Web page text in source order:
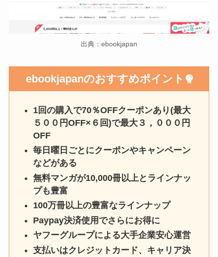
出典：ebookjapan
ebookjapanのおすすめポイント
1回の購入で70％OFFクーポンあり(最大
５００円OFF×６回)で最大３，０００円
OFF
毎日曜日ごとにクーポンやキャンペーン
などがある
無料マンガが10,000冊以上とラインナッ
プも豊富
100万冊以上の豊富なラインナップ
Paypay決済使用でさらにお得に
ヤフーグループによる大手企業安心運営
支払いはクレジットカード、キャリア決